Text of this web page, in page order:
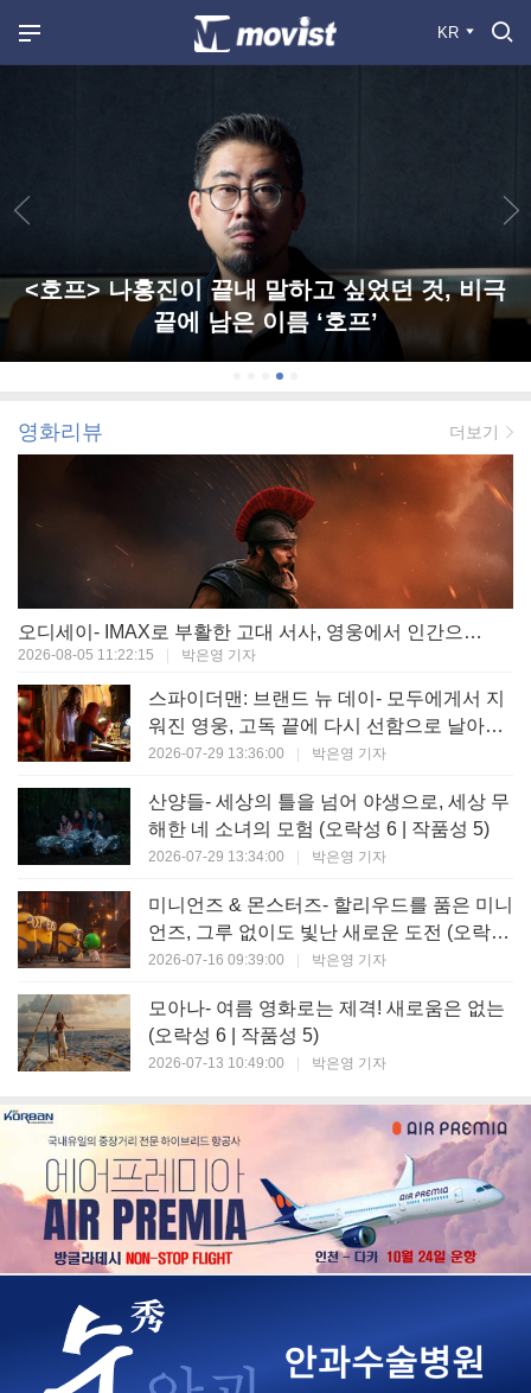
KR
<호프> 나홍진이 끝내 말하고 싶었던 것, 비극
끝에 남은 이름 ‘호프’
영화리뷰 더보기
오디세이- IMAX로 부활한 고대 서사, 영웅에서 인간으로의 귀환 (오락성 9 | 작품성 9)
2026-08-05 11:22:15 박은영 기자
스파이더맨: 브랜드 뉴 데이- 모두에게서 지
워진 영웅, 고독 끝에 다시 선함으로 날아오
르다 (오락성 8 | 작품성 8)
2026-07-29 13:36:00 박은영 기자
산양들- 세상의 틀을 넘어 야생으로, 세상 무
해한 네 소녀의 모험 (오락성 6 | 작품성 5)
2026-07-29 13:34:00 박은영 기자
미니언즈 & 몬스터즈- 할리우드를 품은 미니
언즈, 그루 없이도 빛난 새로운 도전 (오락성
7 | 작품성 6)
2026-07-16 09:39:00 박은영 기자
모아나- 여름 영화로는 제격! 새로움은 없는
(오락성 6 | 작품성 5)
2026-07-13 10:49:00 박은영 기자